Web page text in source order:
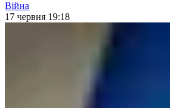
Війна
17 червня 19:18